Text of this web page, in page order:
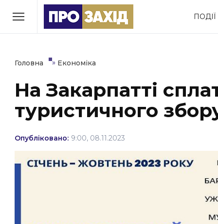
ПОДІЇ
РУБРИКИ
Економіка
Політика Соціум
Втрачений Ужгород
(відеоверсія)
Головна » Економіка
На Закарпатті
туристичного
Опубліковано: 9:00, 08.11.2023